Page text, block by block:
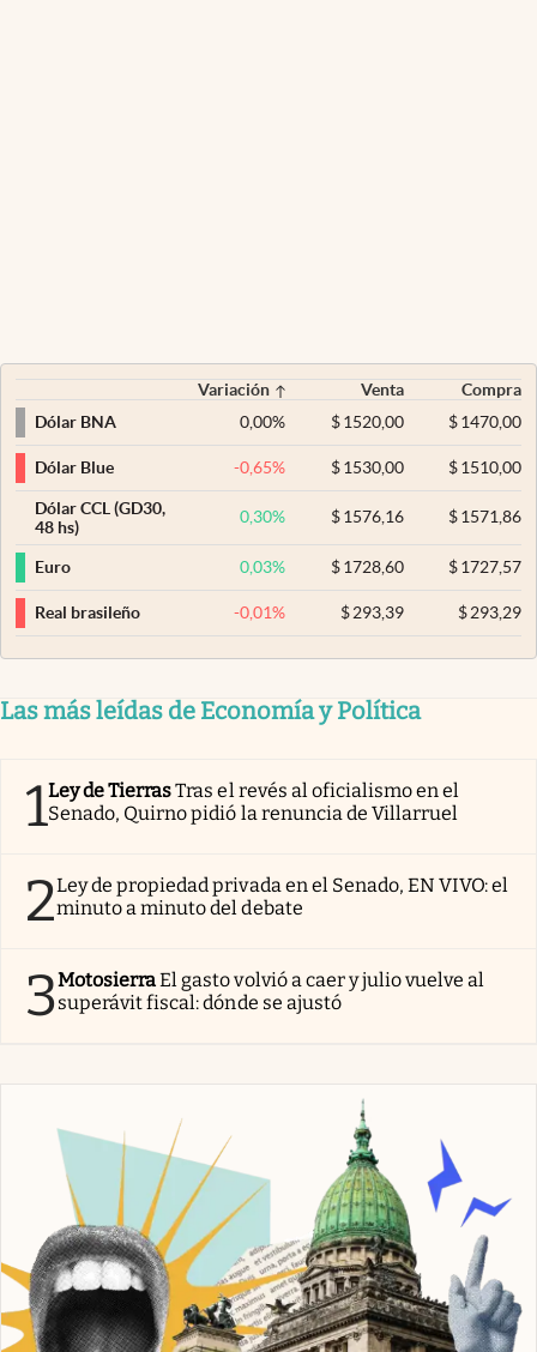
Variación Venta
Compra
Dólar BNA
0,00% $ 1520,00 $1470,00
Dólar Blue -0,65% $ 1530,00 $1510,00
Dólar CCL (GD30,
48 hs)
0,30% $ 1576,16 $1571,86
Euro 0,03% $ 1728,60 $1727,57
Real brasileño -0,01% $ 293,39 $293,29
Las más leídas de Economía y Política
1Ley de TierrasTras el revés al oficialismo en el
Senado, Quirno pidió la renuncia de Villarruel
2Ley de propiedad privada en el Senado, EN VIVO: el
minuto a minuto del debate
3MotosierraEl gasto volvió a caer y julio vuelve al
superávit fiscal: dónde se ajustó